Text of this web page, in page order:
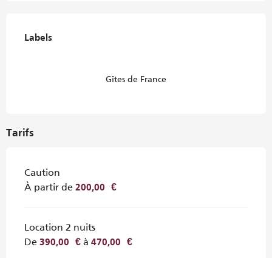
Labels
Labels
Gîtes de France
Tarifs
Caution
À partir de 200,00 €
Location 2 nuits
De 390,00 € à 470,00 €